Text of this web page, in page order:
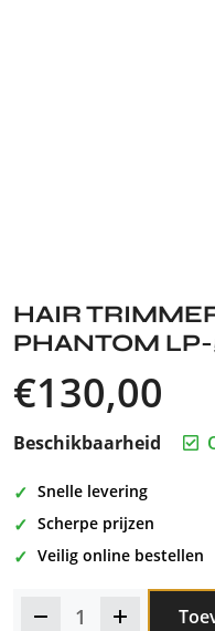
HAIR
PHANTOM
€130,00
Beschikbaarheid
Snelle levering
Scherpe prijzen
Veilig online bestellen